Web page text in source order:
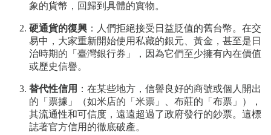
象的貨幣，回歸到具體的實物。
硬通貨的復興 ：人們拒絕接受日益貶值的舊台幣。在交
易中，大家重新開始使用私藏的銀元、黃金，甚至是日
治時期的「臺灣銀行券」，因為它們至少擁有內在價值
或歷史信譽。
替代性信用 ：在某些地方，信譽良好的商號或個人開出
的「票據」（如米店的「米票」、布莊的「布票」），
其流通性和可信度，遠遠超過了政府發行的鈔票。這標
誌著官方信用的徹底破產。